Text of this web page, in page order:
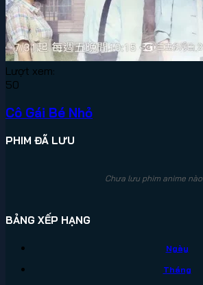
Lượt xem:
50
Cô Gái Bé Nhỏ
PHIM ĐÃ LƯU
Chưa lưu phim anime nào
BẢNG XẾP HẠNG
Ngày
Tháng